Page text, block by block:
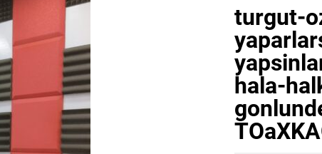
turgut-
hala-